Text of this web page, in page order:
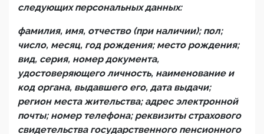
следующих персональных данных:
фамилия, имя, отчество (при наличии); пол;
число, месяц, год рождения; место рождения;
вид, серия, номер документа,
удостоверяющего личность, наименование и
код органа, выдавшего его, дата выдачи;
регион места жительства; адрес электронной
почты; номер телефона; реквизиты страхового
свидетельства государственного пенсионного